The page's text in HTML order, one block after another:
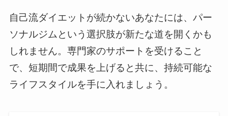
自己流ダイエットが続かないあなたには、パー
ソナルジムという選択肢が新たな道を開くかも
しれません。専門家のサポートを受けること
で、短期間で成果を上げると共に、持続可能な
ライフスタイルを手に入れましょう。